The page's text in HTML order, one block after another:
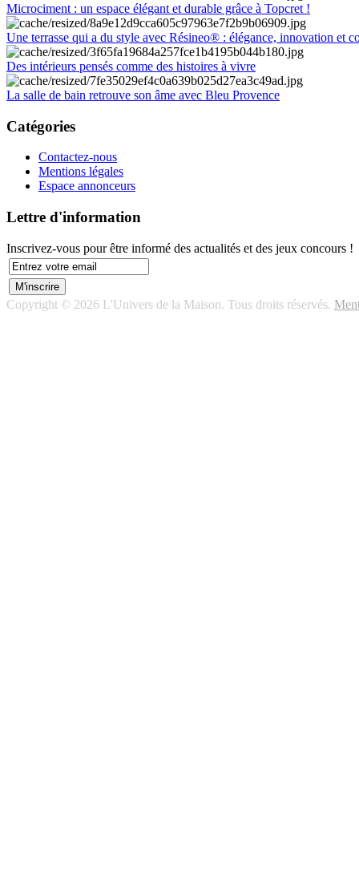
Microciment : un espace élégant et durable grâce à Topcret !
Une terrasse qui a du style avec Résineo® : élégance, innovation et
Des intérieurs pensés comme des histoires à vivre
La salle de bain retrouve son âme avec Bleu Provence
Catégories
Contactez-nous
Mentions légales
Espace annonceurs
Lettre d'information
Inscrivez-vous pour être informé des actualités et des jeux concours !
Copyright © 2026 L'Univers de la Maison. Tous droits réservés.